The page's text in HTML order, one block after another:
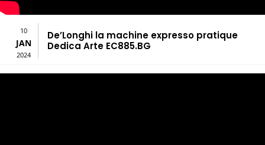
10
JAN
2024
De’Longhi la machine expresso pratique
Dedica Arte EC885.BG